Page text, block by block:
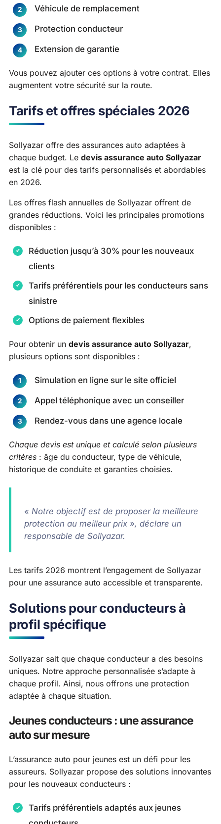
Véhicule de remplacement
Protection conducteur
Extension de garantie
Vous pouvez ajouter ces options à votre contrat. Elles
augmentent votre sécurité sur la route.
Tarifs et offres spéciales 2026
Sollyazar offre des assurances auto adaptées à
chaque budget. Le devis assurance auto Sollyazar
est la clé pour des tarifs personnalisés et abordables
en 2026.
Les offres flash annuelles de Sollyazar offrent de
grandes réductions. Voici les principales promotions
disponibles :
Réduction jusqu’à 30% pour les nouveaux
clients
Tarifs préférentiels pour les conducteurs sans
sinistre
Options de paiement flexibles
Pour obtenir un devis assurance auto Sollyazar,
plusieurs options sont disponibles :
Simulation en ligne sur le site officiel
Appel téléphonique avec un conseiller
Rendez-vous dans une agence locale
Chaque devis est unique et calculé selon plusieurs
critères : âge du conducteur, type de véhicule,
historique de conduite et garanties choisies.
« Notre objectif est de proposer la meilleure
protection au meilleur prix », déclare un
responsable de Sollyazar.
Les tarifs 2026 montrent l’engagement de Sollyazar
pour une assurance auto accessible et transparente.
Solutions pour conducteurs à
profil spécifique
Sollyazar sait que chaque conducteur a des besoins
uniques. Notre approche personnalisée s’adapte à
chaque profil. Ainsi, nous offrons une protection
adaptée à chaque situation.
Jeunes conducteurs : une assurance
auto sur mesure
L’assurance auto pour jeunes est un défi pour les
assureurs. Sollyazar propose des solutions innovantes
pour les nouveaux conducteurs :
Tarifs préférentiels adaptés aux jeunes